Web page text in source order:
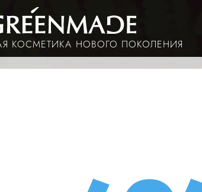
КОСМЕТИКА НОВОГО ПОКОЛЕНИЯ